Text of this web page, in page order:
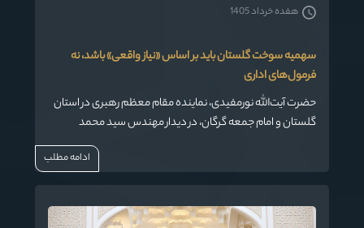
سهمیه سوخت گلستان باید بر اساس «نیاز واقعی» باشد، نه
فرمول‌های اداری
حضرت آیت‌الله نورمفیدی، نماینده مقام معظم رهبری در استان
گلستان و امام جمعه گرگان، در دیدار مهندس سید محمد
حسینی، مدیرعامل شرکت ملی پخش فرآورده‌های نفتی منطقه
گلستان و جمعی از معاونین با ایشان، بر لزوم بازنگری در شیوه
هفده خرداد 1405
ادامه مطلب